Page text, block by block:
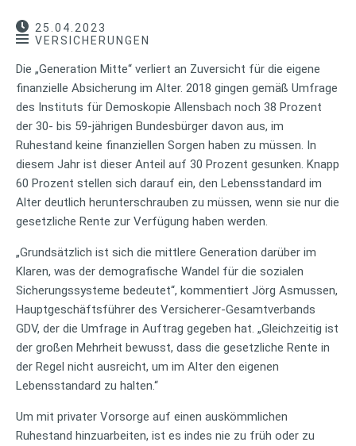
25.04.2023
VERSICHERUNGEN
Die „Generation Mitte“ verliert an Zuversicht für die eigene
finanzielle Absicherung im Alter. 2018 gingen gemäß Umfrage
des Instituts für Demoskopie Allensbach noch 38 Prozent
der 30- bis 59-jährigen Bundesbürger davon aus, im
Ruhestand keine finanziellen Sorgen haben zu müssen. In
diesem Jahr ist dieser Anteil auf 30 Prozent gesunken. Knapp
60 Prozent stellen sich darauf ein, den Lebensstandard im
Alter deutlich herunterschrauben zu müssen, wenn sie nur die
gesetzliche Rente zur Verfügung haben werden.
„Grundsätzlich ist sich die mittlere Generation darüber im
Klaren, was der demografische Wandel für die sozialen
Sicherungssysteme bedeutet“, kommentiert Jörg Asmussen,
Hauptgeschäftsführer des Versicherer-Gesamtverbands
GDV, der die Umfrage in Auftrag gegeben hat. „Gleichzeitig ist
der großen Mehrheit bewusst, dass die gesetzliche Rente in
der Regel nicht ausreicht, um im Alter den eigenen
Lebensstandard zu halten.“
Um mit privater Vorsorge auf einen auskömmlichen
Ruhestand hinzuarbeiten, ist es indes nie zu früh oder zu